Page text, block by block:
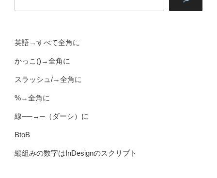
英語→すべて全角に
かっこ()→全角に
スラッシュ/→全角に
%→全角に
線──→─（ダーシ）に
BtoB
縦組みの数字はInDesignのスクリプト